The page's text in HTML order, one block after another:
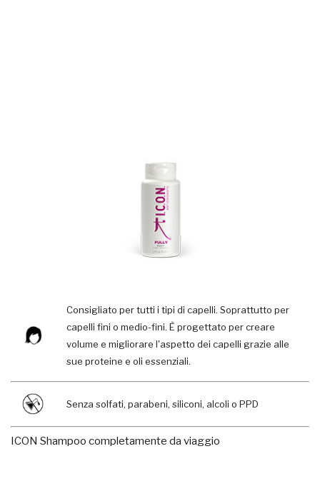
Consigliato per tutti i tipi di capelli. Soprattutto per
capelli fini o medio-fini. È progettato per creare
volume e migliorare l'aspetto dei capelli grazie alle
sue proteine e oli essenziali.
Senza solfati, parabeni, siliconi, alcoli o PPD
ICON Shampoo completamente da viaggio